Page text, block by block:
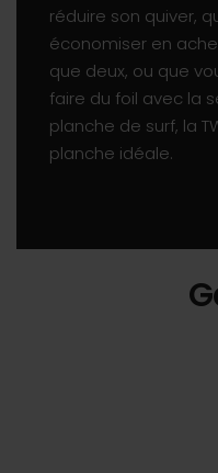
réduire son quiver,
économiser en
que deux, ou que
faire du foil avec la
planche de surf, la
planche idéale.